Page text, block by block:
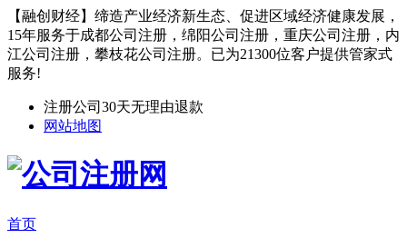
【融创财经】缔造产业经济新生态、促进区域经济健康发展，
15年服务于成都公司注册，绵阳公司注册，重庆公司注册，内
江公司注册，攀枝花公司注册。已为21300位客户提供管家式
服务!
注册公司30天无理由退款
网站地图
首页